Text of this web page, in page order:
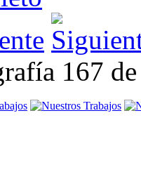
167